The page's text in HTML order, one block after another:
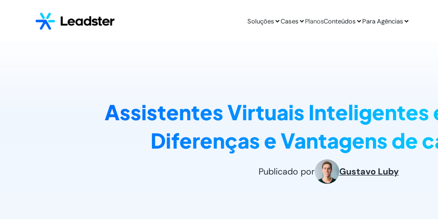
Soluções
IA para Infoprodutores
Aumente as vendas por impulso Gere mais
Abordagens com ChatGPT
Proatividade no seu site
Geração
Leads
Casos de Uso com AI
Melhores aplicações na prática
Cases
Unity4 & Dryve
2 vezes mais
VR Gente
new
+211% em MQLs
PlanosConteúdos
Blog da
O melhor
Para Agências
Assistentes Virtuais Inteligentes
Diferenças e Vantagens de
Publicado por Gustavo Luby